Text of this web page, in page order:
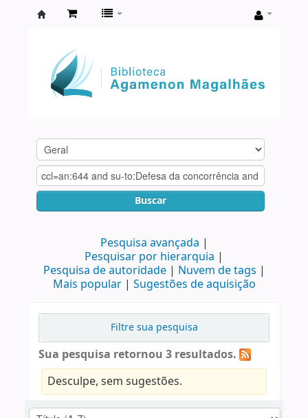
Agamenon
Magalhães
Buscar
Pesquisa avançada
Pesquisar por hierarquia
Pesquisa de autoridade
Nuvem de tags
Mais popular
Sugestões de aquisição
Filtre sua pesquisa
Sua pesquisa retornou 3 resultados.
Desculpe, sem sugestões.